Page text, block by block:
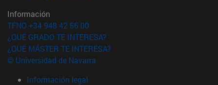
Información
TFNO +34 948 42 56 00
¿QUÉ GRADO TE INTERESA?
¿QUÉ MÁSTER TE INTERESA?
© Universidad de Navarra
Información legal